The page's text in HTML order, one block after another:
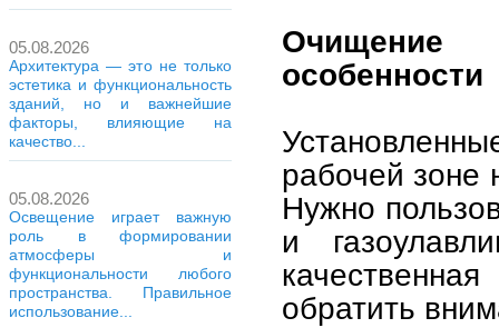
05.08.2026
Архитектура — это не только
эстетика и функциональность
зданий, но и важнейшие
факторы, влияющие на
качество...
05.08.2026
Освещение играет важную
роль в формировании
атмосферы и
функциональности любого
пространства. Правильное
использование...
особенности
рабочей зоне
Нужно
и
обратить